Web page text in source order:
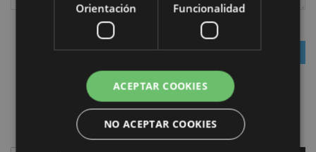
Orientación Funcionalidad
ACEPTAR COOKIES
NO ACEPTAR COOKIES